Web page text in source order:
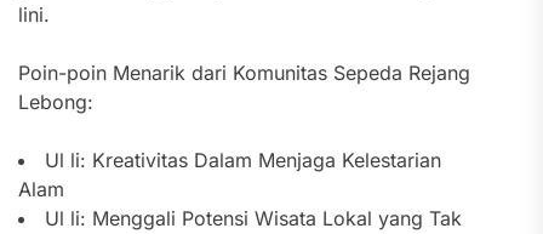
lini.
Poin-poin Menarik dari Komunitas Sepeda Rejang
Lebong:
Ul li: Kreativitas Dalam Menjaga Kelestarian
Alam
Ul li: Menggali Potensi Wisata Lokal yang Tak